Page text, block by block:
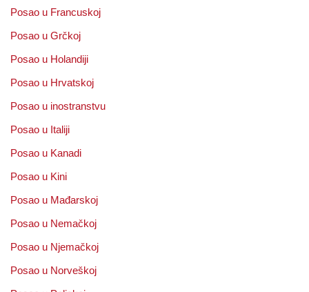
Posao u Francuskoj
Posao u Grčkoj
Posao u Holandiji
Posao u Hrvatskoj
Posao u inostranstvu
Posao u Italiji
Posao u Kanadi
Posao u Kini
Posao u Mađarskoj
Posao u Nemačkoj
Posao u Njemačkoj
Posao u Norveškoj